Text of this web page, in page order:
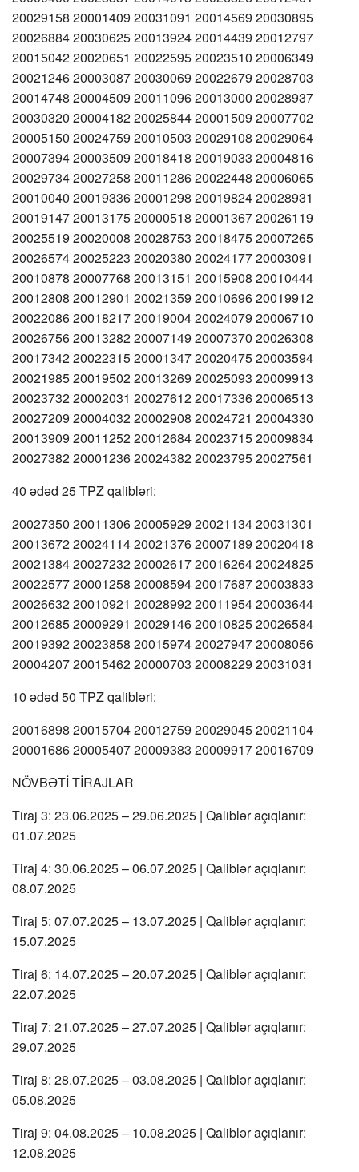
20029158 20001409 20031091 20014569 20030895
20026884 20030625 20013924 20014439 20012797
20015042 20020651 20022595 20023510 20006349
20021246 20003087 20030069 20022679 20028703
20014748 20004509 20011096 20013000 20028937
20030320 20004182 20025844 20001509 20007702
20005150 20024759 20010503 20029108 20029064
20007394 20003509 20018418 20019033 20004816
20029734 20027258 20011286 20022448 20006065
20010040 20019336 20001298 20019824 20028931
20019147 20013175 20000518 20001367 20026119
20025519 20020008 20028753 20018475 20007265
20026574 20025223 20020380 20024177 20003091
20010878 20007768 20013151 20015908 20010444
20012808 20012901 20021359 20010696 20019912
20022086 20018217 20019004 20024079 20006710
20026756 20013282 20007149 20007370 20026308
20017342 20022315 20001347 20020475 20003594
20021985 20019502 20013269 20025093 20009913
20023732 20002031 20027612 20017336 20006513
20027209 20004032 20002908 20024721 20004330
20013909 20011252 20012684 20023715 20009834
20027382 20001236 20024382 20023795 20027561
40 ədəd 25 TPZ qalibləri:
20027350 20011306 20005929 20021134 20031301
20013672 20024114 20021376 20007189 20020418
20021384 20027232 20002617 20016264 20024825
20022577 20001258 20008594 20017687 20003833
20026632 20010921 20028992 20011954 20003644
20012685 20009291 20029146 20010825 20026584
20019392 20023858 20015974 20027947 20008056
20004207 20015462 20000703 20008229 20031031
10 ədəd 50 TPZ qalibləri:
20016898 20015704 20012759 20029045 20021104
20001686 20005407 20009383 20009917 20016709
NÖVBƏTİ TİRAJLAR
Tiraj 3: 23.06.2025 – 29.06.2025 | Qaliblər açıqlanır:
01.07.2025
Tiraj 4: 30.06.2025 – 06.07.2025 | Qaliblər açıqlanır:
08.07.2025
Tiraj 5: 07.07.2025 – 13.07.2025 | Qaliblər açıqlanır:
15.07.2025
Tiraj 6: 14.07.2025 – 20.07.2025 | Qaliblər açıqlanır:
22.07.2025
Tiraj 7: 21.07.2025 – 27.07.2025 | Qaliblər açıqlanır:
29.07.2025
Tiraj 8: 28.07.2025 – 03.08.2025 | Qaliblər açıqlanır:
05.08.2025
Tiraj 9: 04.08.2025 – 10.08.2025 | Qaliblər açıqlanır:
12.08.2025